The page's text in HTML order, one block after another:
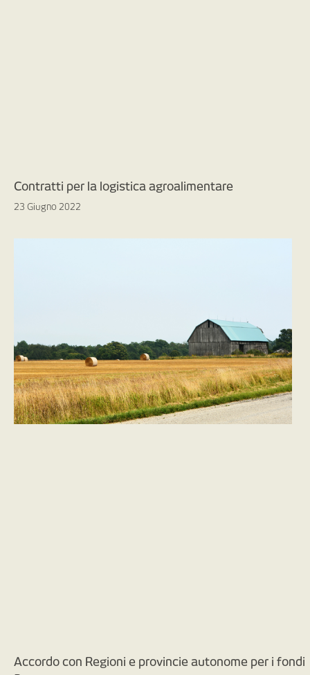
Contratti per la logistica agroalimentare
23 Giugno 2022
Accordo con Regioni e provincie autonome per i fondi